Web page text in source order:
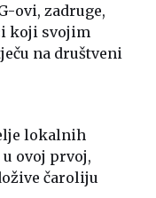
ovi, zadruge,
koji svojim
na društveni
lokalnih
ovoj prvoj,
čaroliju